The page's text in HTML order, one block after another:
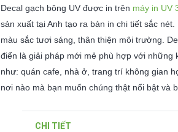
Decal gạch bông UV được in trên máy in UV
sản xuất tại Anh tạo ra bản in chi tiết sắc nét.
màu sắc tươi sáng, thân thiện môi trường.
điển là giải pháp mới mẻ phù hợp với những
như: quán cafe, nhà ở, trang trí không gian
nơi nào mà bạn muốn chúng thật nổi bật và
CHI TIẾT